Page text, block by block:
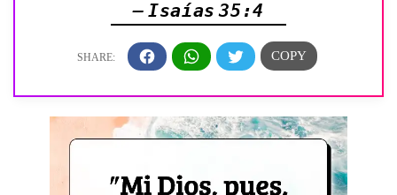
— Isaías 35:4